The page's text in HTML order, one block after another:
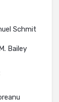
Schmit
Bailey